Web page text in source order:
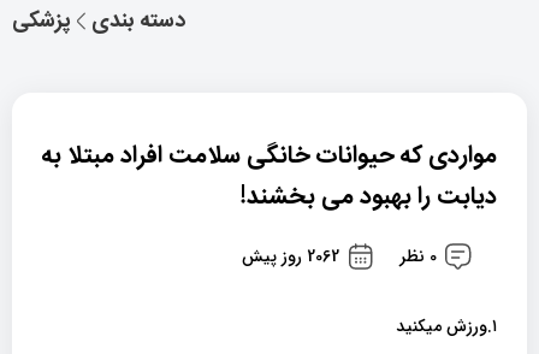
پزشکی دسته بندی
مواردی که حیوانات خانگی سلامت افراد مبتلا به
دیابت را بهبود می بخشند!
0 نظر 2062 روز پیش
۱.ورزش میکنید